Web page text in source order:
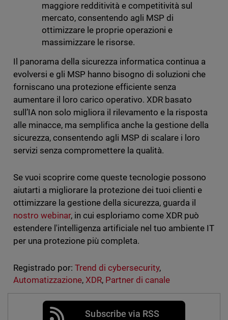
maggiore redditività e competitività sul
mercato, consentendo agli MSP di
ottimizzare le proprie operazioni e
massimizzare le risorse.
Il panorama della sicurezza informatica continua a
evolversi e gli MSP hanno bisogno di soluzioni che
forniscano una protezione efficiente senza
aumentare il loro carico operativo. XDR basato
sull’IA non solo migliora il rilevamento e la risposta
alle minacce, ma semplifica anche la gestione della
sicurezza, consentendo agli MSP di scalare i loro
servizi senza compromettere la qualità.
Se vuoi scoprire come queste tecnologie possono
aiutarti a migliorare la protezione dei tuoi clienti e
ottimizzare la gestione della sicurezza, guarda il
nostro webinar, in cui esploriamo come XDR può
estendere l'intelligenza artificiale nel tuo ambiente IT
per una protezione più completa.
Registrado por: Trend di cybersecurity,
Automatizzazione, XDR, Partner di canale
Subscribe via RSS